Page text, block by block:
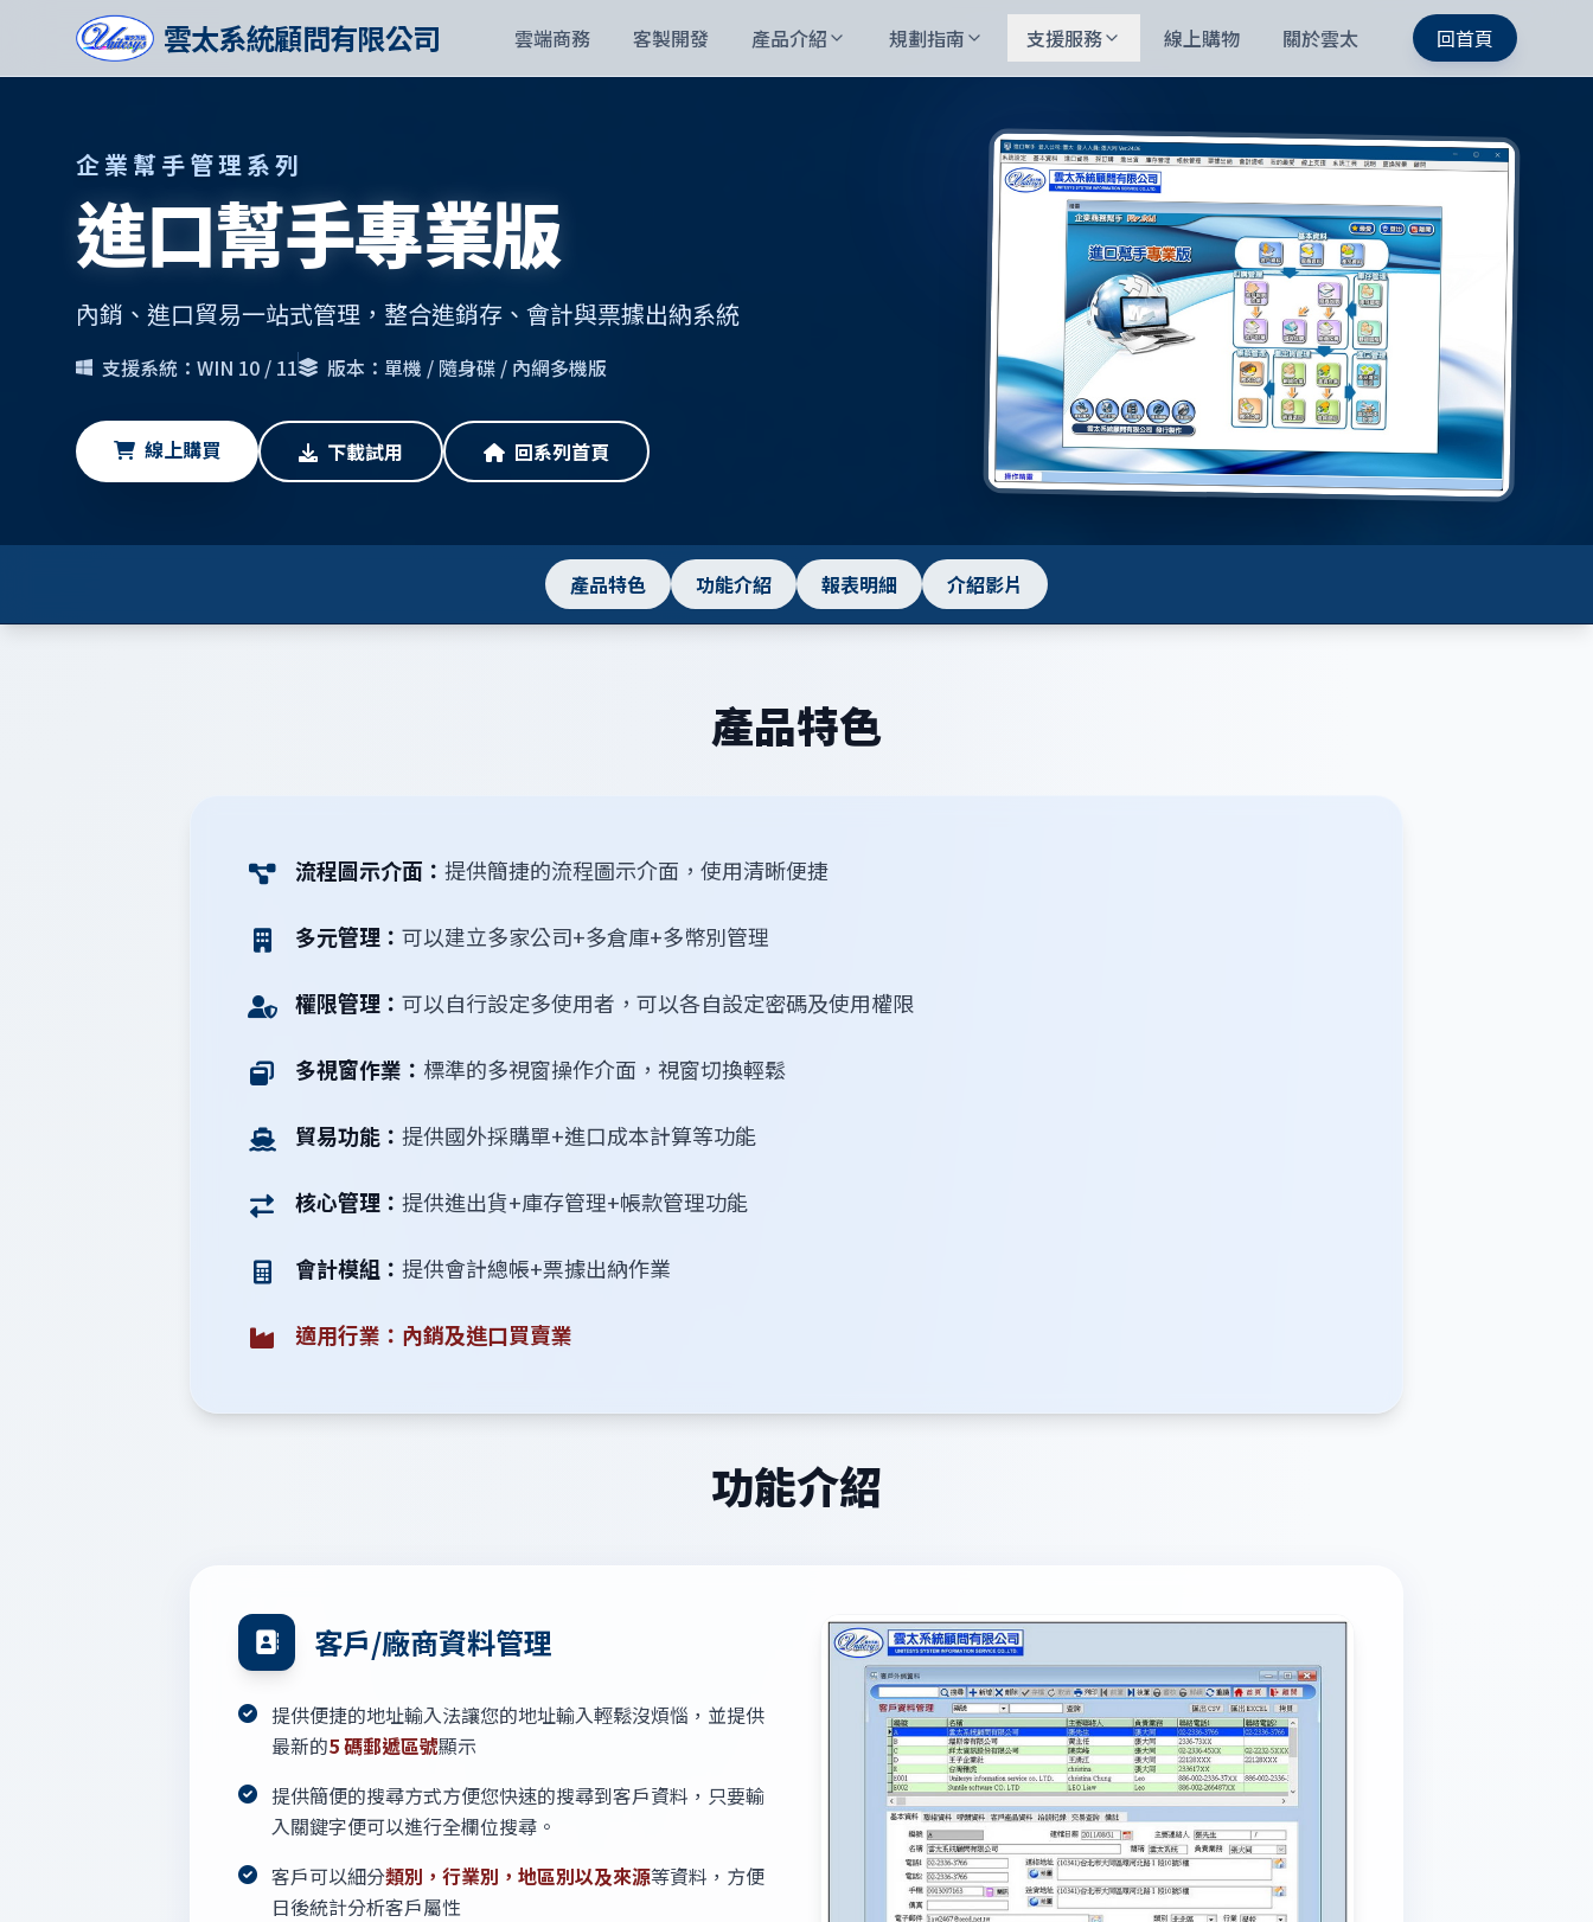
雲太系統顧問有限公司 雲端商務 客製開發 產品介紹 規劃指南 支援服務 線上購物 關於雲太 回首頁
企業幫手管理系列
進口幫手專業版
內銷、進口貿易一站式管理，整合進銷存、會計與票據出納系統
支援系統：WIN 10 / 11 版本：單機 / 隨身碟 / 內網多機版
線上購買 下載試用 回系列首頁
產品特色 功能介紹 報表明細 介紹影片
產品特色
流程圖示介面： 提供簡捷的流程圖示介面，使用清晰便捷
多元管理： 可以建立多家公司+多倉庫+多幣別管理
權限管理： 可以自行設定多使用者，可以各自設定密碼及使用權限
多視窗作業： 標準的多視窗操作介面，視窗切換輕鬆
貿易功能： 提供國外採購單+進口成本計算等功能
核心管理： 提供進出貨+庫存管理+帳款管理功能
會計模組： 提供會計總帳+票據出納作業
適用行業：內銷及進口買賣業
功能介紹
客戶/廠商資料管理
提供便捷的地址輸入法讓您的地址輸入輕鬆沒煩惱，並提供
最新的5 碼郵遞區號顯示
提供簡便的搜尋方式方便您快速的搜尋到客戶資料，只要輸
入關鍵字便可以進行全欄位搜尋。
客戶可以細分類別，行業別，地區別以及來源等資料，方便
日後統計分析客戶屬性